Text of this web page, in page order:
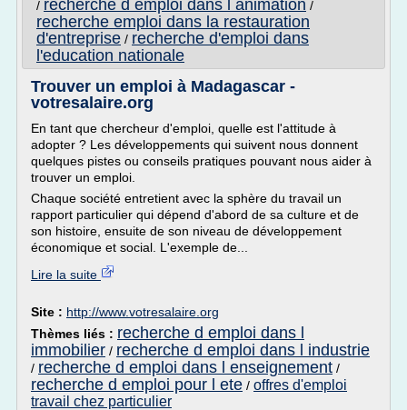
/ recherche d emploi dans l animation /
recherche emploi dans la restauration
d'entreprise / recherche d'emploi dans
l'education nationale
Trouver un emploi à Madagascar -
votresalaire.org
En tant que chercheur d'emploi, quelle est l'attitude à
adopter ? Les développements qui suivent nous donnent
quelques pistes ou conseils pratiques pouvant nous aider à
trouver un emploi.
Chaque société entretient avec la sphère du travail un
rapport particulier qui dépend d'abord de sa culture et de
son histoire, ensuite de son niveau de développement
économique et social. L'exemple de...
Lire la suite
Site : http://www.votresalaire.org
Thèmes liés : recherche d emploi dans l
immobilier / recherche d emploi dans l industrie
/ recherche d emploi dans l enseignement /
recherche d emploi pour l ete / offres d'emploi
travail chez particulier